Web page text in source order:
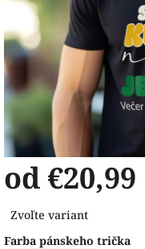
od €20,99
cena:
Zvoľte variant
Farba pánskeho trička